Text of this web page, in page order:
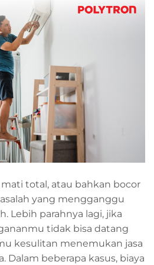
total, atau bahkan bocor
yang mengganggu
Lebih parahnya lagi, jika
tidak bisa datang
kesulitan menemukan jasa
Dalam beberapa kasus, biaya